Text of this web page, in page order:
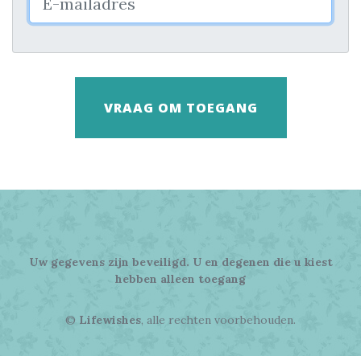
VRAAG OM TOEGANG
Uw gegevens zijn beveiligd. U en degenen die u kiest
hebben alleen toegang
© Lifewishes, alle rechten voorbehouden.